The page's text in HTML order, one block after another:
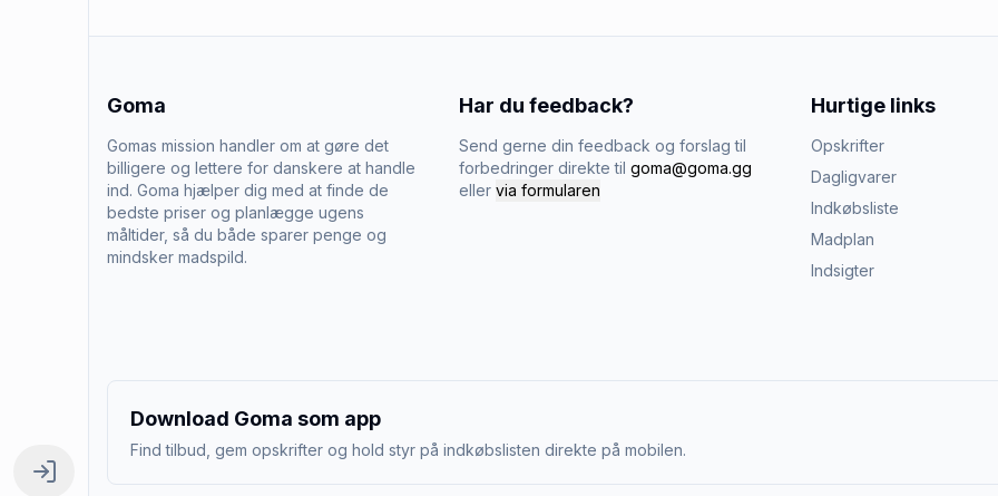
Log ind
Goma
Gomas mission handler om at gøre det
billigere og lettere for danskere at handle
ind. Goma hjælper dig med at finde de
bedste priser og planlægge ugens
måltider, så du både sparer penge og
mindsker madspild.
Har du feedback?
Send gerne din feedback og forslag til
forbedringer direkte til goma@goma.gg
eller via formularen
Hurtige links
Opskrifter
Dagligvarer
Indkøbsliste
Madplan
Indsigter
Download Goma som app
Find tilbud, gem opskrifter og hold styr på indkøbslisten direkte på mobilen.